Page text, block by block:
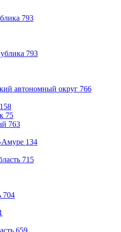
793
793
автономный округ 766
158
75
763
Амуре 134
715
704
659